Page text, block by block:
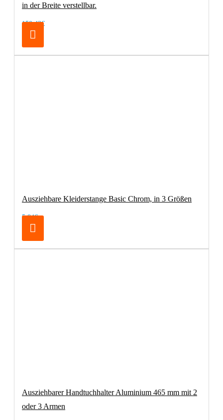
in der Breite verstellbar.
150,42€
Ausziehbare Kleiderstange Basic Chrom, in 3 Größen
5,84€
Ausziehbarer Handtuchhalter Aluminium 465 mm mit 2
oder 3 Armen